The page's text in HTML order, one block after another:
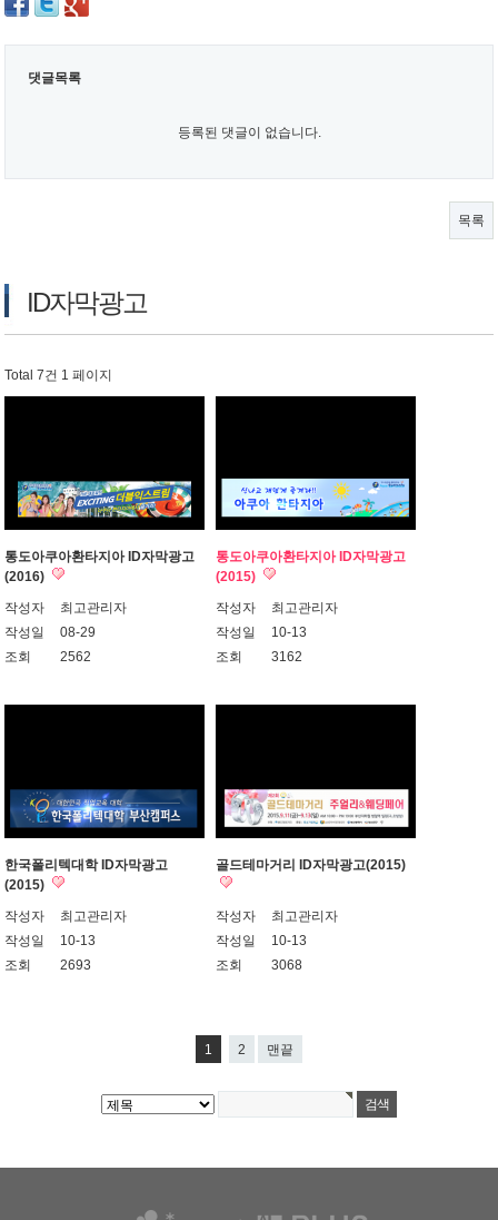
댓글목록
등록된 댓글이 없습니다.
목록
ID자막광고
Total 7건 1 페이지
통도아쿠아환타지아 ID자막광고
(2016)
작성자
최고관리자
작성일
08-29
조회
2562
통도아쿠아환타지아 ID자막광고
(2015)
작성자
최고관리자
작성일
10-13
조회
3162
한국폴리텍대학 ID자막광고
(2015)
작성자
최고관리자
작성일
10-13
조회
2693
골드테마거리 ID자막광고(2015)
작성자
최고관리자
작성일
10-13
조회
3068
1 2 맨끝